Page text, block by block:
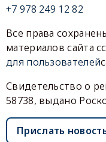
+7 978 249 12 82
Все права
материалов сайта
для пользователей
Свидетельство о
58738, выдано
Прислать